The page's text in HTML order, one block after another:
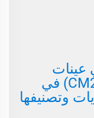
عينات
معاصرة من 8 قنوات (CM2248) في
وتصنيفها